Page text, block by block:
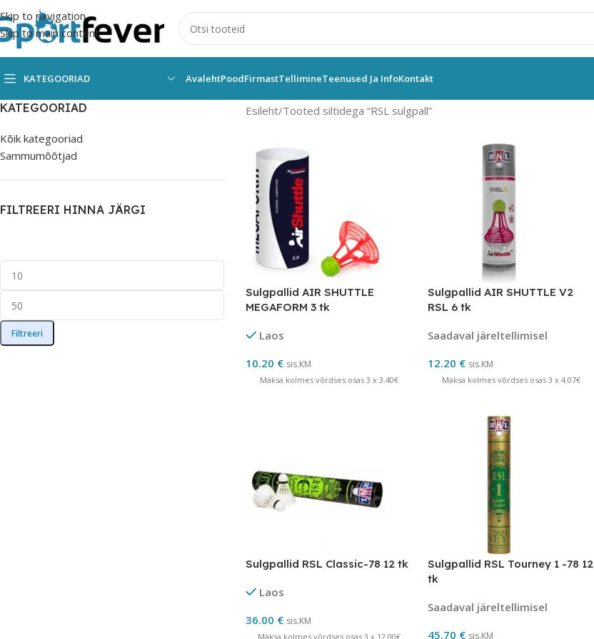
Skip to navigation
Skip to main content
KATEGOORIAD AvalehtPoodFirmastTellimineTeenused Ja InfoKontakt
KATEGOORIAD
Kõik kategooriad
Sammumõõtjad
FILTREERI HINNA JÄRGI
Filtreeri
Esileht Tooted siltidega “RSL sulgpall”
Sulgpallid AIR SHUTTLE
MEGAFORM 3 tk
Laos
10.20 € sis.KM
Maksa kolmes võrdses osas 3 x 3.40€
Sulgpallid AIR SHUTTLE V2
RSL 6 tk
Saadaval järeltellimisel
12.20 € sis.KM
Maksa kolmes võrdses osas 3 x 4.07€
Sulgpallid RSL Classic-78 12 tk
Laos
36.00 € sis.KM
Maksa kolmes võrdses osas 3 x 12.00€
Sulgpallid RSL Tourney 1 -78 12
tk
Saadaval järeltellimisel
45.70 € sis.KM